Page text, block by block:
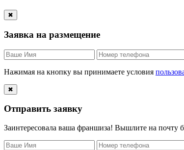
✖
Заявка на размещение
Нажимая на кнопку вы принимаете условия
✖
Отправить заявку
Заинтересовала ваша франшиза! Вышлите на